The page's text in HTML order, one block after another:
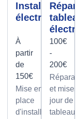
Installation
électrique
À
partir
de
150€
Mise en
place
d'installations
100€
-
200€
et mises
jour de
tableaux